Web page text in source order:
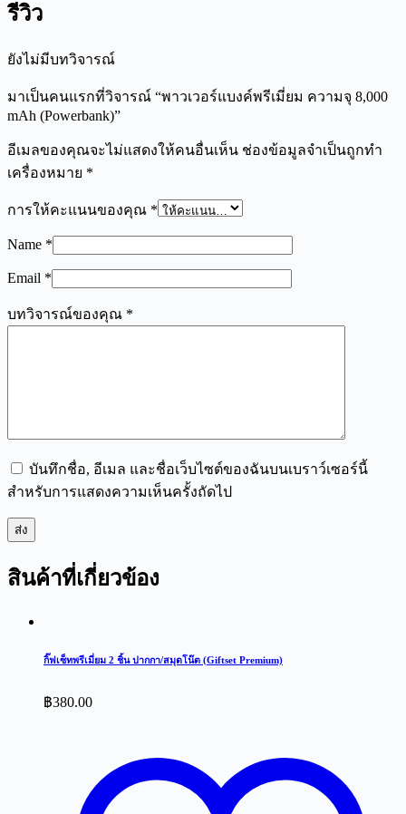
รีวิว
ยังไม่มีบทวิจารณ์
มาเป็นคนแรกที่วิจารณ์ “พาวเวอร์แบงค์พรีเมี่ยม ความจุ 8,000
mAh (Powerbank)”
อีเมลของคุณจะไม่แสดงให้คนอื่นเห็น ช่องข้อมูลจำเป็นถูกทำ
เครื่องหมาย *
การให้คะแนนของคุณ *
Name *
Email *
บทวิจารณ์ของคุณ *
บันทึกชื่อ, อีเมล และชื่อเว็บไซต์ของฉันบนเบราว์เซอร์นี้
สำหรับการแสดงความเห็นครั้งถัดไป
ส่ง
สินค้าที่เกี่ยวข้อง
กิ๊ฟเซ็ทพรีเมี่ยม 2 ชิ้น ปากกา/สมุดโน๊ต (Giftset Premium)
฿380.00